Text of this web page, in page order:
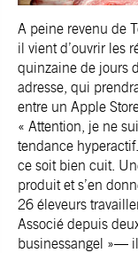
A peine revenu de
il vient d’ouvrir les
quinzaine de jours
adresse, qui
entre un Apple
« Attention, je ne
tendance
ce soit bien cuit.
produit et s’en
26 éleveurs
Associé depuis
businessangel »— il